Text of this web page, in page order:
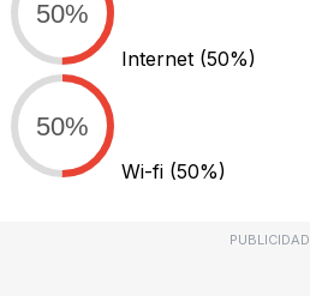
50%
Internet (50%)
50%
Wi-fi (50%)
PUBLICIDAD